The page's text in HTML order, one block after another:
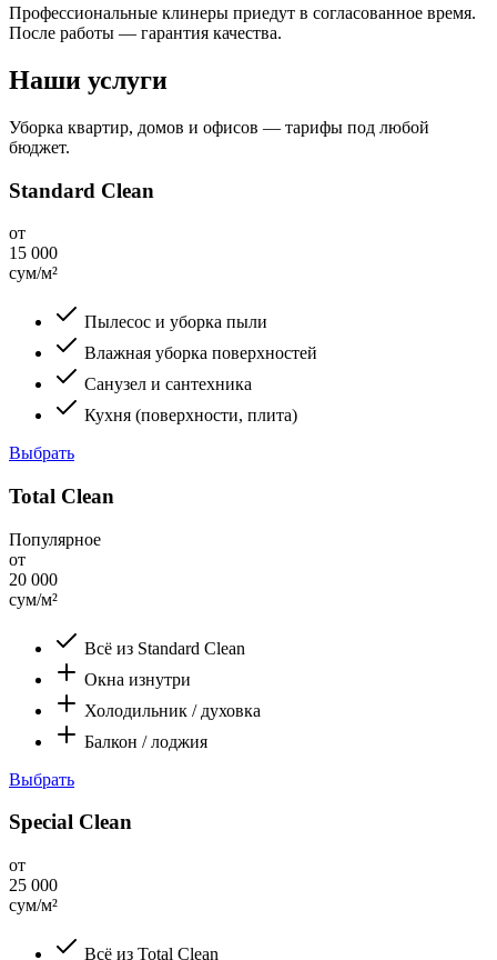
Профессиональные клинеры приедут в согласованное время.
После работы — гарантия качества.
Наши услуги
Уборка квартир, домов и офисов — тарифы под любой
бюджет.
Standard Clean
от
15 000
сум/м²
Пылесос и уборка пыли
Влажная уборка поверхностей
Санузел и сантехника
Кухня (поверхности, плита)
Выбрать
Total Clean
Популярное
от
20 000
сум/м²
Всё из Standard Clean
Окна изнутри
Холодильник / духовка
Балкон / лоджия
Выбрать
Special Clean
от
25 000
сум/м²
Всё из Total Clean